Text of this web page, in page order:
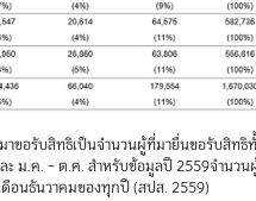
าขอรับสิทธิเป็นจำนวนผู้ที่มายื่นขอรับสิท
ะ ม.ค. – ต.ค. สำหรับข้อมูลปี 2559จำนว
อนธันวาคมของทุกปี (สปส. 2559)